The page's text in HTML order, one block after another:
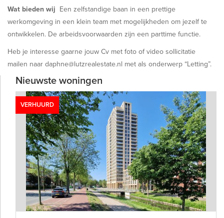
Wat bieden wij Een zelfstandige baan in een prettige
werkomgeving in een klein team met mogelijkheden om jezelf te
ontwikkelen. De arbeidsvoorwaarden zijn een parttime functie.
Heb je interesse gaarne jouw Cv met foto of video sollicitatie
mailen naar daphne@lutzrealestate.nl met als onderwerp “Letting”.
Nieuwste woningen
VERHUURD